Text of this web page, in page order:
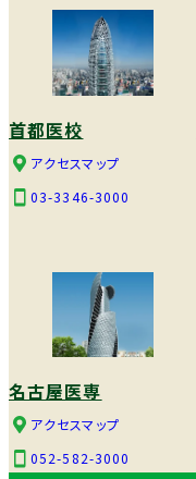
首都医校
アクセスマップ
03-3346-3000
名古屋医専
アクセスマップ
052-582-3000